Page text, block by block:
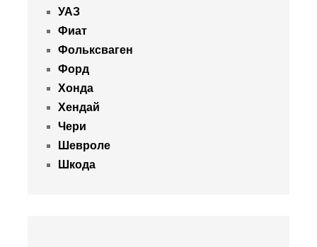
УАЗ
Фиат
Фольксваген
Форд
Хонда
Хендай
Чери
Шевроле
Шкода